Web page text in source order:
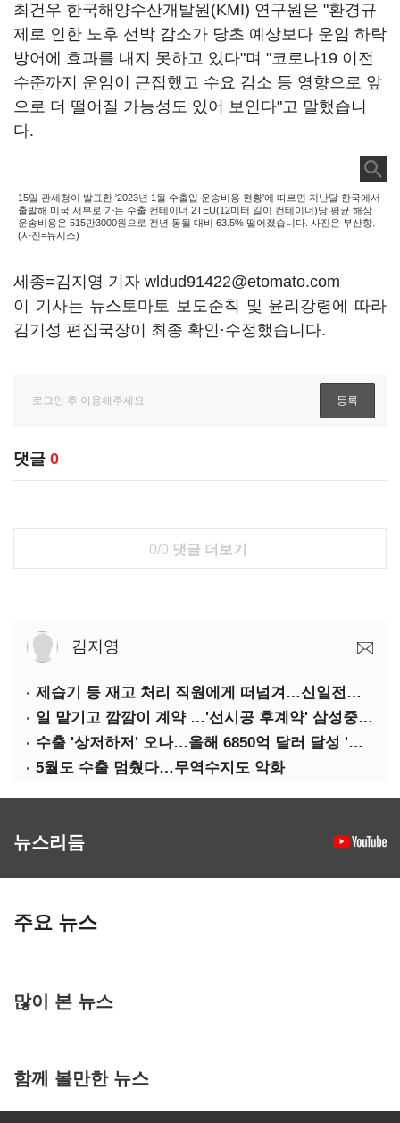
최건우 한국해양수산개발원(KMI) 연구원은 "환경규
제로 인한 노후 선박 감소가 당초 예상보다 운임 하락
방어에 효과를 내지 못하고 있다"며 "코로나19 이전
수준까지 운임이 근접했고 수요 감소 등 영향으로 앞
으로 더 떨어질 가능성도 있어 보인다"고 말했습니
다.
15일 관세청이 발표한 '2023년 1월 수출입 운송비용 현황'에 따르면 지난달 한국에서
출발해 미국 서부로 가는 수출 컨테이너 2TEU(12미터 길이 컨테이너)당 평균 해상
운송비용은 515만3000원으로 전년 동월 대비 63.5% 떨어졌습니다. 사진은 부산항.
(사진=뉴시스)
세종=김지영 기자 wldud91422@etomato.com
이 기사는 뉴스토마토 보도준칙 및 윤리강령에 따라
김기성 편집국장이 최종 확인·수정했습니다.
댓글 0
0/0 댓글 더보기
김지영
제습기 등 재고 처리 직원에게 떠넘겨…신일전자 '과징금 처벌'
일 맡기고 깜깜이 계약 …'선시공 후계약' 삼성중공업 덜미
수출 '상저하저' 오나…올해 6850억 달러 달성 '빨간불'
5월도 수출 멈췄다…무역수지도 악화
뉴스리듬
주요 뉴스
많이 본 뉴스
함께 볼만한 뉴스